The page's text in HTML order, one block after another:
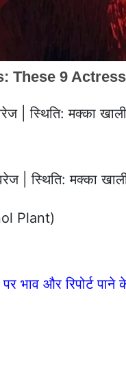
| स्थिति: मक्का खाली
| स्थिति: मक्का खाली
Plant)
भाव और रिपोर्ट